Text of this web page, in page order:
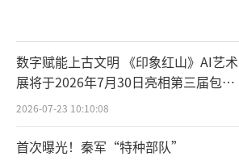
数字赋能上古文明 《印象红山》AI艺术
展将于2026年7月30日亮相第三届包头
艺博会
2026-07-23 10:10:08
首次曝光！秦军“特种部队”